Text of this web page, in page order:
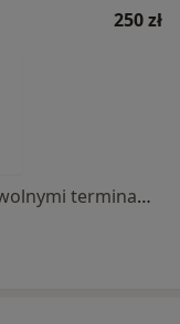
250 zł
Brak dostępnych specjalistów z wolnymi terminami w tym centrum medycznym.